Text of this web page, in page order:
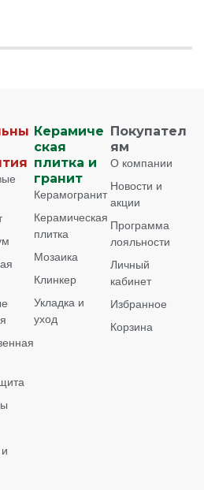
Керамиче
ская
плитка и
гранит
Керамогранит
Керамическая
плитка
Мозаика
Клинкер
Укладка и
уход
Покупател
ям
О компании
Новости и
акции
Программа
лояльности
Личный
кабинет
Избранное
Корзина